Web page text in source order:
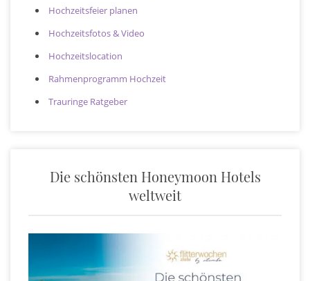
Hochzeitsfeier planen
Hochzeitsfotos & Video
Hochzeitslocation
Rahmenprogramm Hochzeit
Trauringe Ratgeber
Die schönsten Honeymoon Hotels
weltweit